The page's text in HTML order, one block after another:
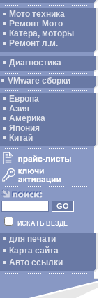
Мото техника
Ремонт Мото
Катера, моторы
Ремонт л.м.
Диагностика
VMware сборки
Европа
Азия
Америка
Япония
Китай
ИСКАТЬ ВЕЗДЕ
для печати
Карта сайта
Авто ссылки